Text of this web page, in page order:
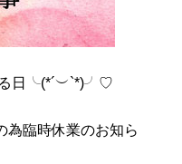
る日╰(*´︶`*)╯♡
為臨時休業のお知ら